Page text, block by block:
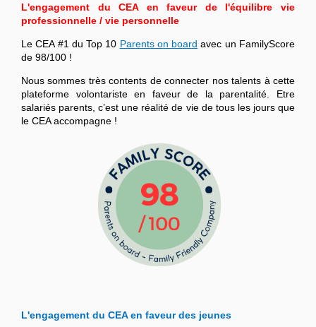
L'engagement du CEA en faveur de l'équilibre vie
professionnelle / vie personnelle
Le CEA #1 du Top 10 Parents on board avec un FamilyScore
de 98/100 !
Nous sommes très contents de connecter nos talents à cette
plateforme volontariste en faveur de la parentalité. Etre
salariés parents, c’est une réalité de vie de tous les jours que
le CEA accompagne !
L'engagement du CEA en faveur des jeunes